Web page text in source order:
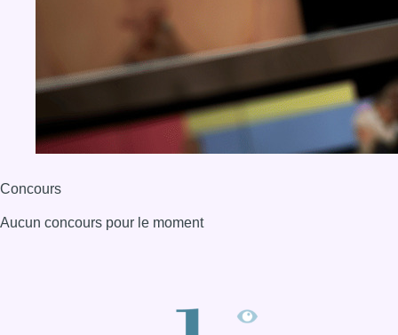
Concours
Aucun concours pour le moment